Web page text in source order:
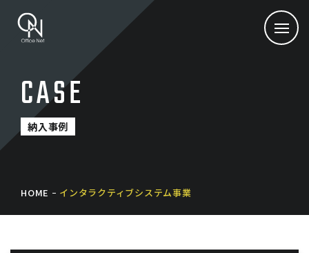
CASE
納入事例
HOME インタラクティブシステム事業